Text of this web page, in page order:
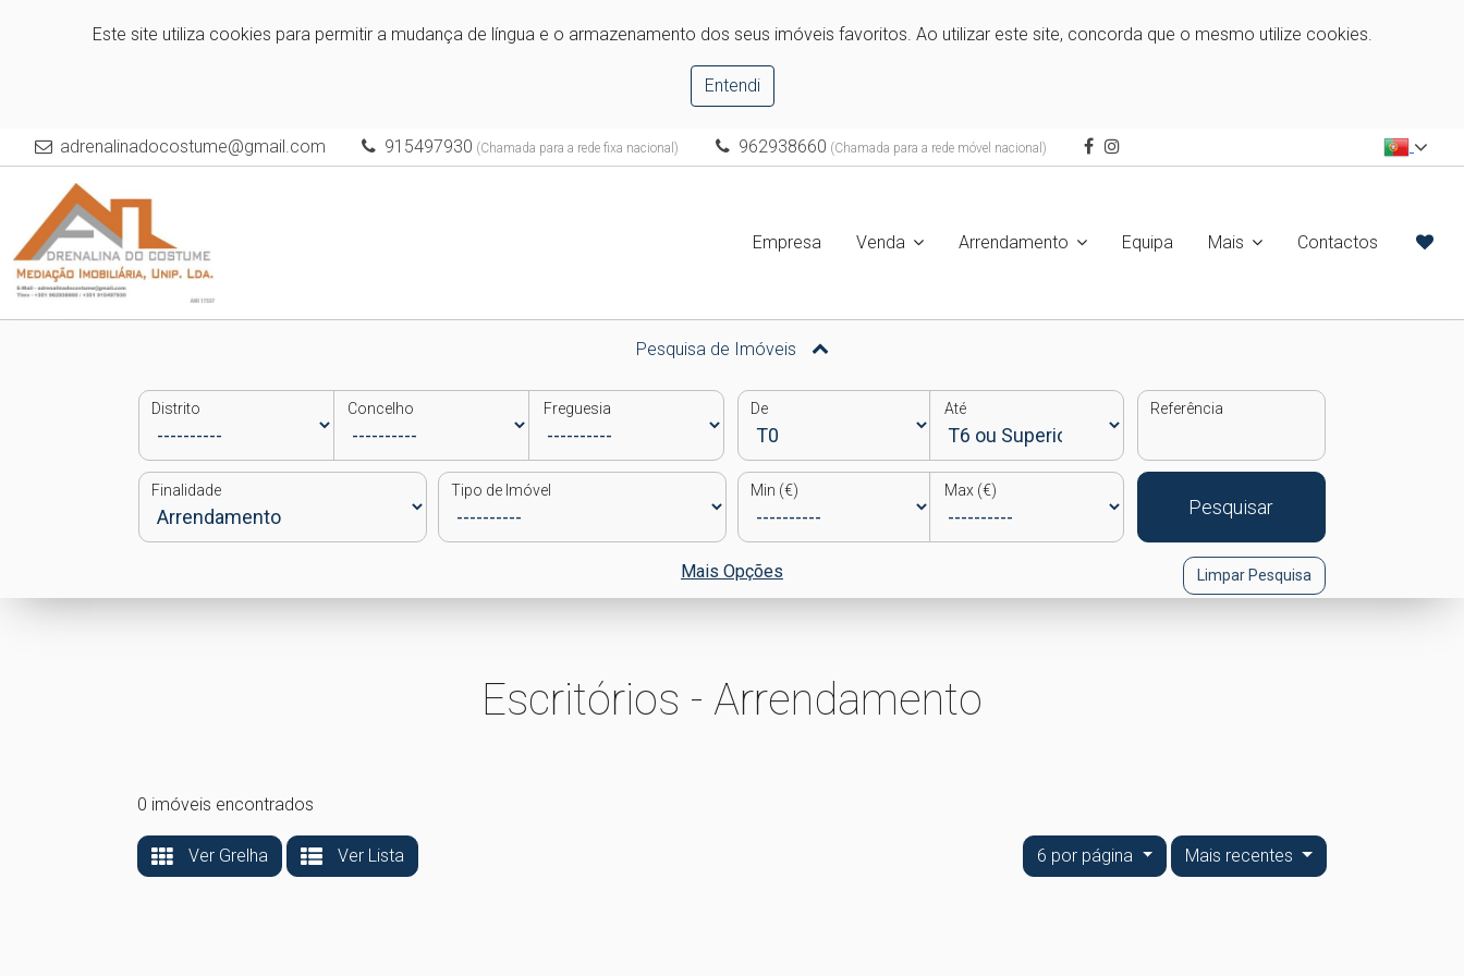
Este site utiliza cookies para permitir a mudança de língua e o armazenamento dos seus imóveis favoritos. Ao utilizar este site, concorda que o mesmo utilize cookies.
Entendi
adrenalinadocostume@gmail.com 915497930 (Chamada para a rede fixa nacional) 962938660 (Chamada para a rede móvel nacional)
Empresa Venda Arrendamento Equipa Mais Contactos
Pesquisa de Imóveis
Distrito Concelho Freguesia De Até Referência
Finalidade Tipo de Imóvel Min (€) Max (€)
Pesquisar
Mais Opções Limpar Pesquisa
Escritórios - Arrendamento
0 imóveis encontrados
Ver Grelha Ver Lista 6 por página Mais recentes